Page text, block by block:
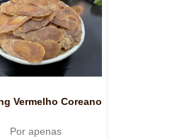
Vermelho Coreano
Por apenas